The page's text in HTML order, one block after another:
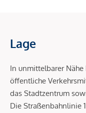
Lage
In unmittelbarer
öffentliche
das Stadtzentrum
Die Straßenbahnlinie